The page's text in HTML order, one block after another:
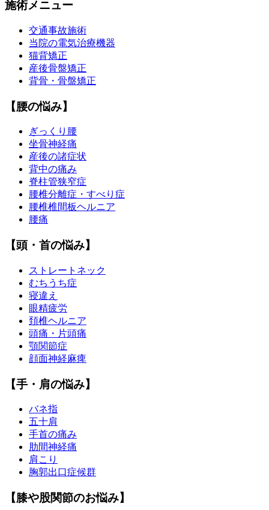
施術メニュー
交通事故施術
当院の電気治療機器
猫背矯正
産後骨盤矯正
背骨・骨盤矯正
【腰の悩み】
ぎっくり腰
坐骨神経痛
産後の諸症状
背中の痛み
脊柱管狭窄症
腰椎分離症・すべり症
腰椎椎間板ヘルニア
腰痛
【頭・首の悩み】
ストレートネック
むちうち症
寝違え
眼精疲労
頚椎ヘルニア
頭痛・片頭痛
顎関節症
顔面神経麻痺
【手・肩の悩み】
バネ指
五十肩
手首の痛み
肋間神経痛
肩こり
胸郭出口症候群
【膝や股関節のお悩み】